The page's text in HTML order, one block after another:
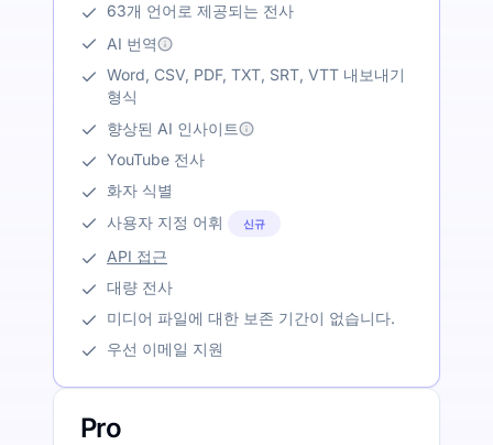
63개 언어로 제공되는 전사
AI 번역
Word, CSV, PDF, TXT, SRT, VTT 내보내기
형식
향상된 AI 인사이트
YouTube 전사
화자 식별
사용자 지정 어휘
신규
API 접근
대량 전사
미디어 파일에 대한 보존 기간이 없습니다.
우선 이메일 지원
Pro